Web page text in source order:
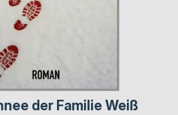
der Familie Weiß